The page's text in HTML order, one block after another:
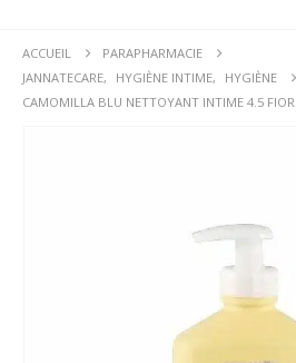
ACCUEIL
PARAPHARMACIE
JANNATECARE, HYGIÈNE INTIME,
HYGIÈNE
CAMOMILLA BLU NETTOYANT INTIME 4.5